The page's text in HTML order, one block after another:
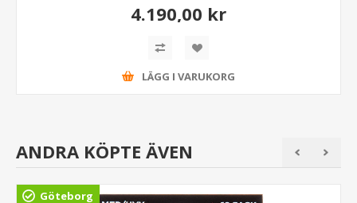
4.190,00 kr
LÄGG I VARUKORG
ANDRA KÖPTE ÄVEN
Göteborg